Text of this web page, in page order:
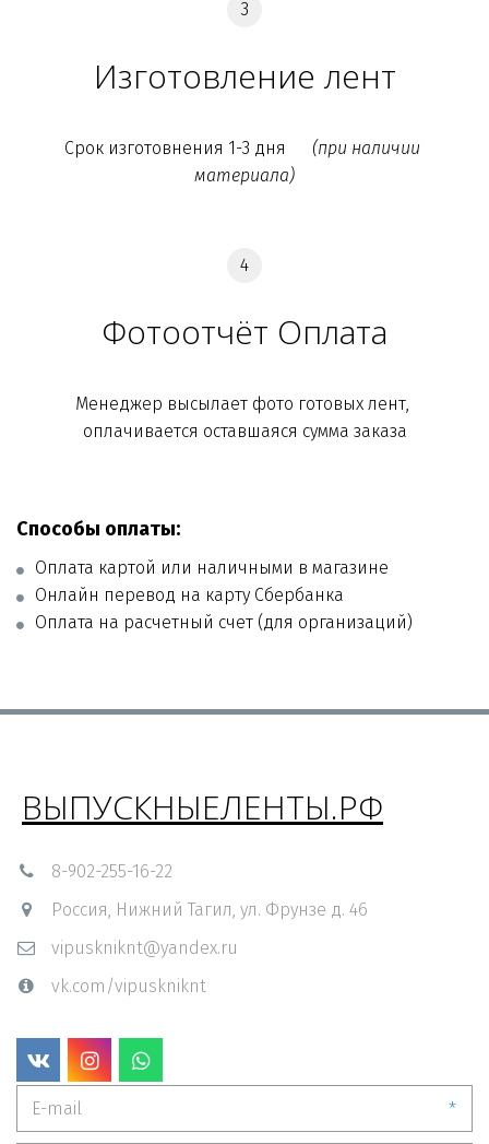
Изготовление лент
Срок изготовнения 1-3 дня (при наличии
материала)
Фотоотчёт Оплата
Менеджер высылает фото готовых лент,
оплачивается оставшаяся сумма заказа
Способы оплаты:
Оплата картой или наличными в магазине
Онлайн перевод на карту Сбербанка
Оплата на расчетный счет (для организаций)
ВЫПУСКНЫЕЛЕНТЫ.РФ
8-902-255-16-22
Россия, Нижний Тагил, ул. Фрунзе д. 46
vipuskniknt@yandex.ru
vk.com/vipuskniknt
*